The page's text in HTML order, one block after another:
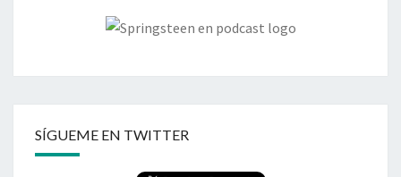
SÍGUEME EN TWITTER